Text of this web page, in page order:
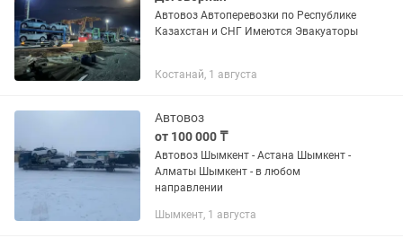
Автовоз Автоперевозки по Республике
Казахстан и СНГ Имеются Эвакуаторы
Костанай, 1 августа
Автовоз
от 100 000 ₸
Автовоз Шымкент - Астана Шымкент -
Алматы Шымкент - в любом
направлении
Шымкент, 1 августа